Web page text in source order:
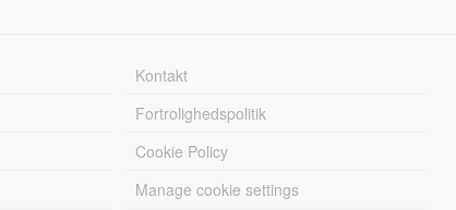
Kontakt
Fortrolighedspolitik
Cookie Policy
Manage cookie settings